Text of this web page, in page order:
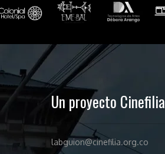
Un proyecto Cinefilia
labguion@cinefilia.org.co